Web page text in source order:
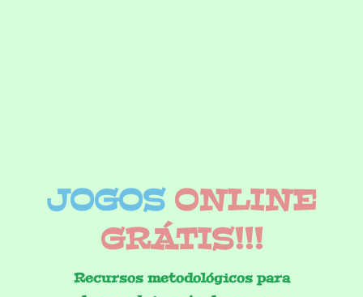
JOGOS ONLINE
GRÁTIS!!!
Recursos metodológicos para